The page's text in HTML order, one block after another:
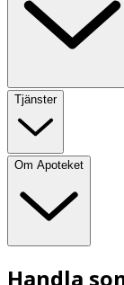
Tjänster
Om Apoteket
Handla